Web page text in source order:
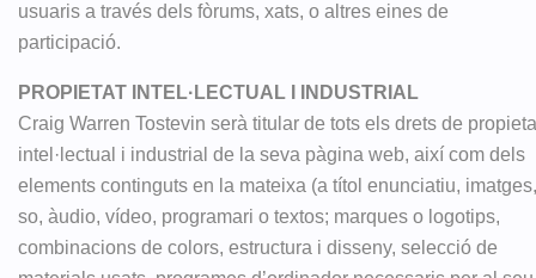
usuaris a través dels fòrums, xats, o altres eines de
participació.
PROPIETAT INTEL·LECTUAL I INDUSTRIAL
Craig Warren Tostevin serà titular de tots els drets de
intel·lectual i industrial de la seva pàgina web, així com dels
elements continguts en la mateixa (a títol enunciatiu, imatges,
so, àudio, vídeo, programari o textos; marques o logotips,
combinacions de colors, estructura i disseny, selecció de